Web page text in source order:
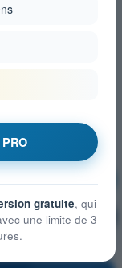
S'entraîner !
gratuite, qui
une limite de 3